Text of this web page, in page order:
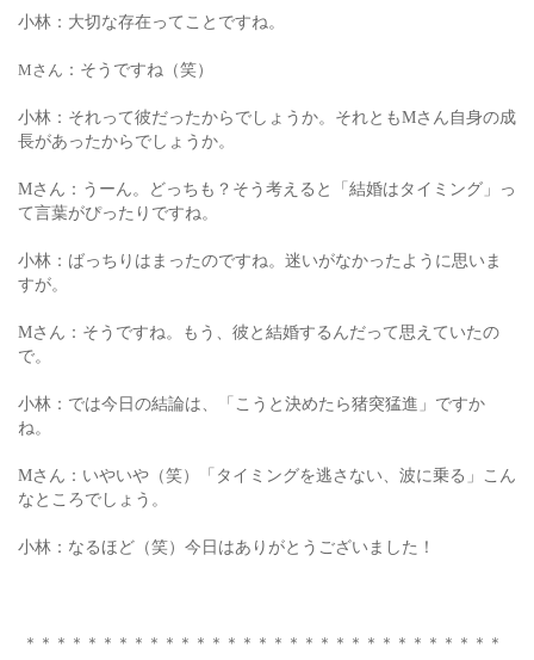
小林：大切な存在ってことですね。
Mさん ：そうですね（笑）
小林：それって彼だったからでしょうか。それともMさん自身の成
長があったからでしょうか。
Mさん：うーん。どっちも？そう考えると「結婚はタイミング」っ
て言葉がぴったりですね。
小林：ばっちりはまったのですね。迷いがなかったように思いま
すが。
Mさん：そうですね。もう、彼と結婚するんだって思えていたの
で。
小林：では今日の結論は、「こうと決めたら猪突猛進」ですか
ね。
Mさん：いやいや（笑）「タイミングを逃さない、波に乗る」こん
なところでしょう。
小林：なるほど（笑）今日はありがとうございました！
＊＊＊＊＊＊＊＊＊＊＊＊＊＊＊＊＊＊＊＊＊＊＊＊＊＊＊＊＊＊＊